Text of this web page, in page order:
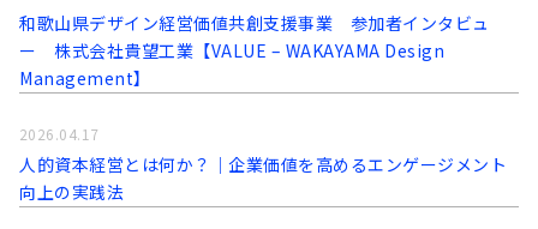
和歌山県デザイン経営価値共創支援事業 参加者インタビュ
ー 株式会社貴望工業【VALUE – WAKAYAMA Design
Management】
人的資本経営とは何か？｜企業価値を高めるエンゲージメント
向上の実践法
2026.04.17